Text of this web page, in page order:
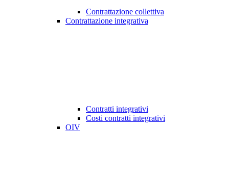
Contrattazione collettiva
Contrattazione integrativa
Contratti integrativi
Costi contratti integrativi
OIV